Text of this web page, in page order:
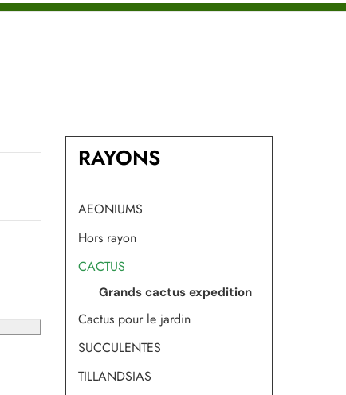
RAYONS
AEONIUMS
Hors rayon
CACTUS
Grands cactus expedition
Cactus pour le jardin
SUCCULENTES
TILLANDSIAS